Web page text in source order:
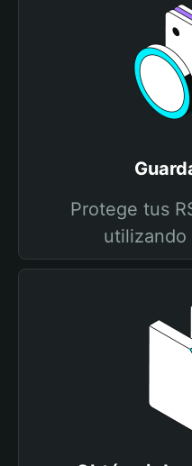
Protege tus
utilizando